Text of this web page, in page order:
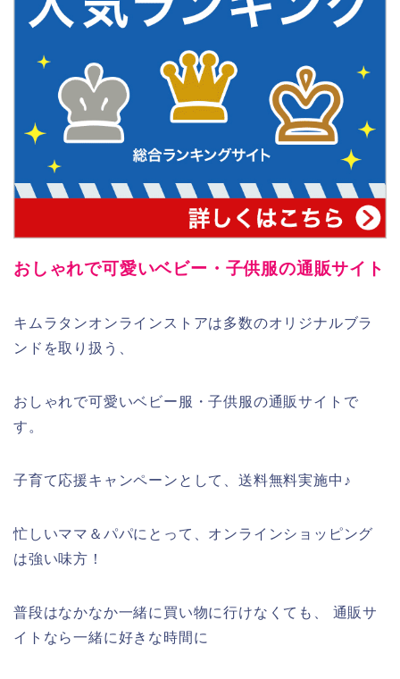
おしゃれで可愛いベビー・子供服の通販サイト
キムラタンオンラインストアは多数のオリジナルブラ
ンドを取り扱う、
おしゃれで可愛いベビー服・子供服の通販サイトで
す。
子育て応援キャンペーンとして、送料無料実施中♪
忙しいママ＆パパにとって、オンラインショッピング
は強い味方！
普段はなかなか一緒に買い物に行けなくても、 通販サ
イトなら一緒に好きな時間に